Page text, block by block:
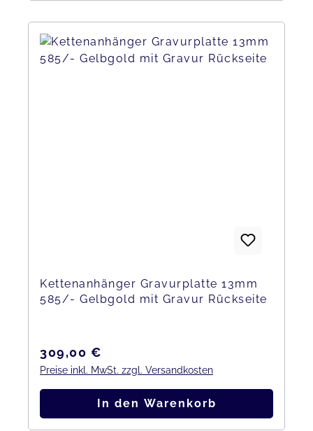
Kettenanhänger Gravurplatte 13mm
585/- Gelbgold mit Gravur Rückseite
Regulärer Preis:
309,00 €
Preise inkl. MwSt. zzgl. Versandkosten
In den Warenkorb